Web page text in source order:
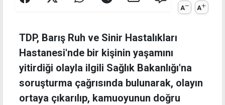
A
A
TDP, Barış Ruh ve Sinir Hastalıkları
Hastanesi'nde bir kişinin yaşamını
yitirdiği olayla ilgili Sağlık Bakanlığı'na
soruşturma çağrısında bulunarak, olayın
ortaya çıkarılıp, kamuoyunun doğru